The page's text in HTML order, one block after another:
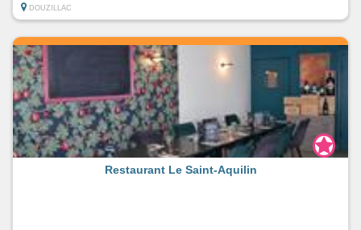
DOUZILLAC
Restaurant Le Saint-Aquilin